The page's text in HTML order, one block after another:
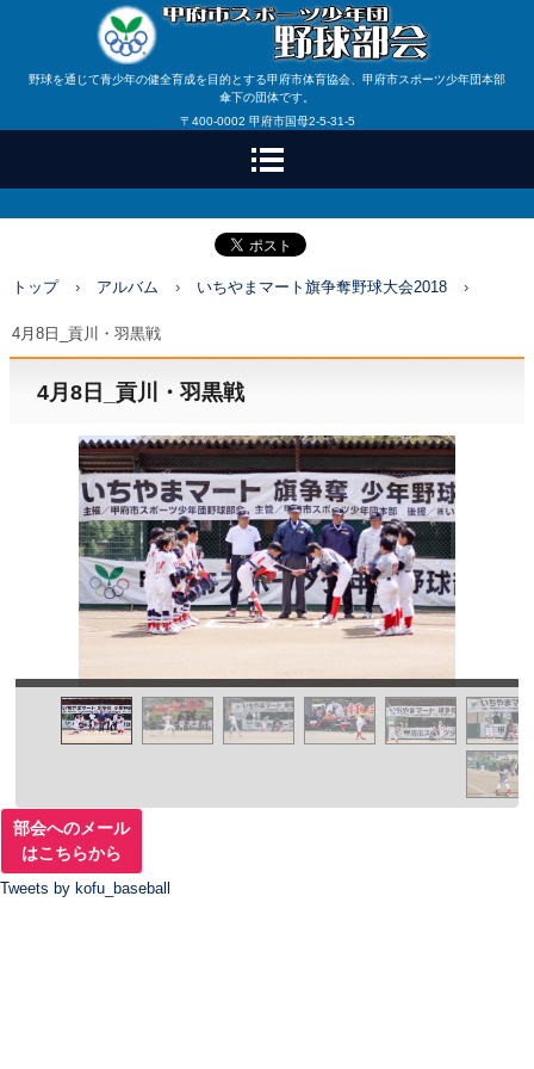
野球を通じて青少年の健全育成を目的とする甲府市体育協会、甲府市スポーツ少年団本部
傘下の団体です。
〒400-0002 甲府市国母2-5-31-5
トップ › アルバム › いちやまマート旗争奪野球大会2018 ›
4月8日_貢川・羽黒戦
4月8日_貢川・羽黒戦
部会へのメール
はこちらから
Tweets by kofu_baseball